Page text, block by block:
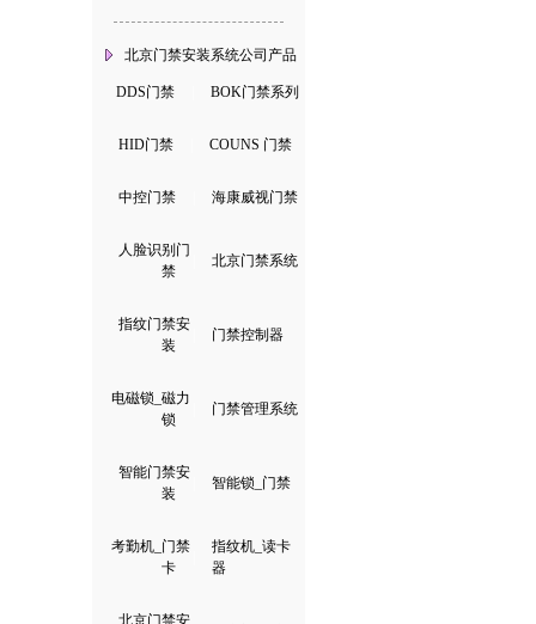
北京门禁安装系统公司产品
DDS门禁 BOK门禁系列
HID门禁 COUNS 门禁
中控门禁 海康威视门禁
人脸识别门
禁
北京门禁系统
指纹门禁安
装
门禁控制器
电磁锁_磁力
锁
门禁管理系统
智能门禁安
装
智能锁_门禁
考勤机_门禁
卡
指纹机_读卡
器
北京门禁安